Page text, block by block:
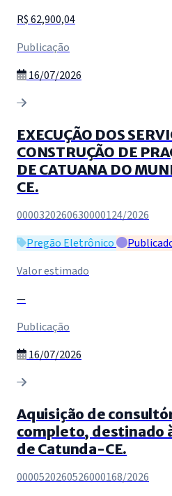
R$ 62,900,04
Publicação
16/07/2026
EXECUÇÃO DOS
CONSTRUÇÃO DE
DE CATUANA DO
CE.
0000320260630000124/2026
Pregão Eletrônico
Valor estimado
—
Publicação
16/07/2026
Aquisição de
completo, destinado
de Catunda-CE.
0000520260526000168/2026